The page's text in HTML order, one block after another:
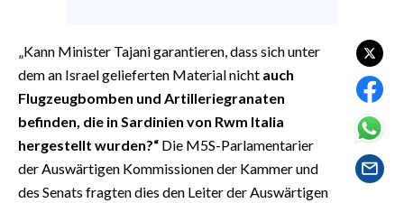
INSULARITÀ
INFO AZIENDE
„Kann Minister Tajani garantieren, dass sich unter
dem an Israel gelieferten Material nicht auch
Flugzeugbomben und Artilleriegranaten
befinden, die in Sardinien von Rwm Italia
hergestellt wurden?“ Die M5S-Parlamentarier
der Auswärtigen Kommissionen der Kammer und
des Senats fragten dies den Leiter der Auswärtigen